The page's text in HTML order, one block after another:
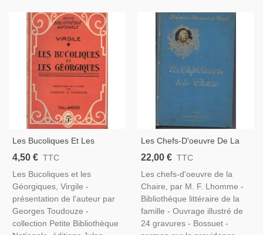
Les Bucoliques Et Les
Géorgiques, Virgile, 1943 -
Rome Antique, Antiquité,
Manuels Latin,
4,50 € TTC
Les Bucoliques et les
Géorgiques, Virgile -
présentation de l'auteur par
Georges Toudouze -
collection Petite Bibliothèque
Les Chefs-D'oeuvre De La
Chaire, 1899, Lhomme -
22,00 € TTC
Les chefs-d'oeuvre de la
Chaire, par M. F. Lhomme -
Bibliothèque littéraire de la
famille - Ouvrage illustré de
24 gravures - Bossuet -